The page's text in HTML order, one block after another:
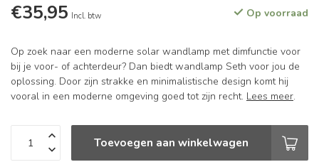
€35,95 Incl. btw Op voorraad
Op zoek naar een moderne solar wandlamp met dimfunctie voor
bij je voor- of achterdeur? Dan biedt wandlamp Seth voor jou de
oplossing. Door zijn strakke en minimalistische design komt hij
vooral in een moderne omgeving goed tot zijn recht. Lees meer.
Toevoegen aan winkelwagen